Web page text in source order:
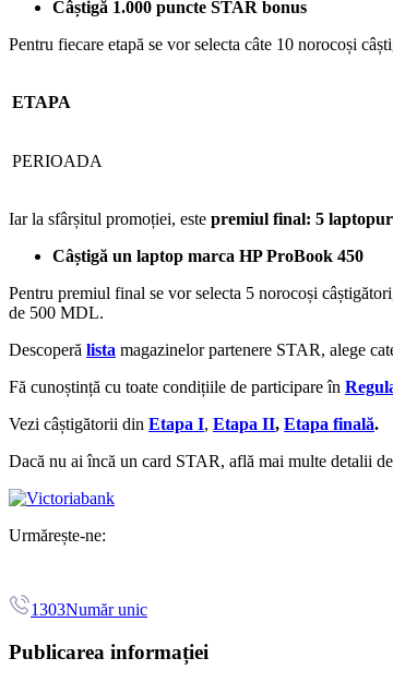
Câștigă 1.000 puncte STAR bonus
Pentru fiecare etapă se vor selecta câte 10 norocoși
ETAPA
PERIOADA
Iar la sfârșitul promoției, este premiul final: 5
Câștigă un laptop marca HP ProBook 450
Pentru premiul final se vor selecta 5 norocoși
de 500 MDL.
Descoperă lista magazinelor partenere STAR, alege
Fă cunoștință cu toate condițiile de participare în
Vezi câștigătorii din Etapa I, Etapa II, Etapa finală.
Dacă nu ai încă un card STAR, află mai multe detalii
Urmărește-ne:
1303Număr unic
Publicarea informației